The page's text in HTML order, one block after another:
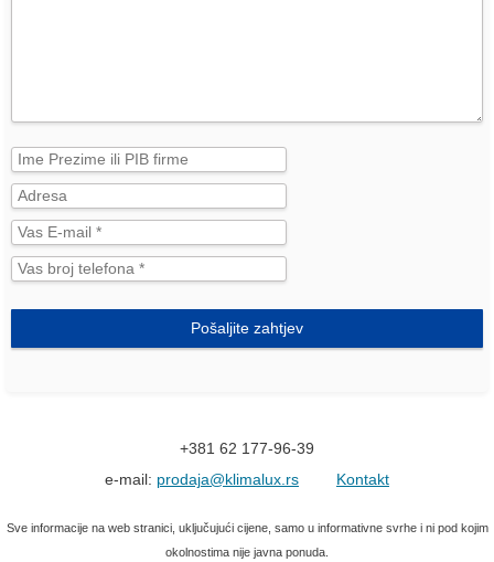
Pošaljite zahtjev
+381 62 177-96-39
e-mail: prodaja@klimalux.rs Kontakt
Sve informacije na web stranici, uključujući cijene, samo u informativne svrhe i ni pod kojim
okolnostima nije javna ponuda.